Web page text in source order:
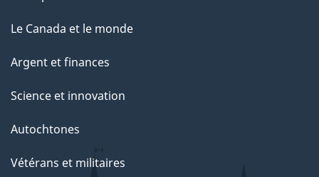
Le Canada et le monde
Argent et finances
Science et innovation
Autochtones
Vétérans et militaires